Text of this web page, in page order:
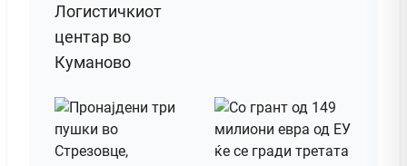
Логистичкиот
центар во
Куманово